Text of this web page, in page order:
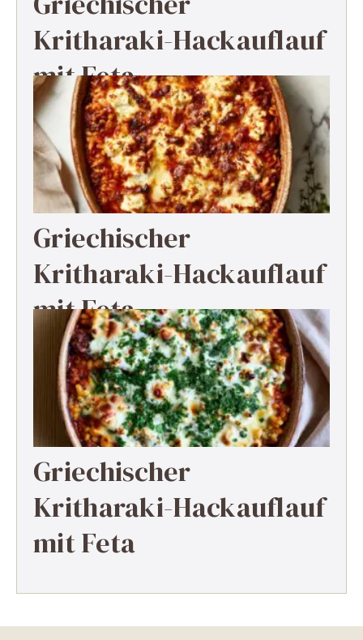
Kritharaki-Hackauflauf
mit Feta
Griechischer
Kritharaki-Hackauflauf
mit Feta
Griechischer
Kritharaki-Hackauflauf
mit Feta